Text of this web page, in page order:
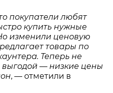
покупатели любят
купить нужные
изменили ценовую
товары по
Теперь не
выгодой — низкие цены
, — отметили в